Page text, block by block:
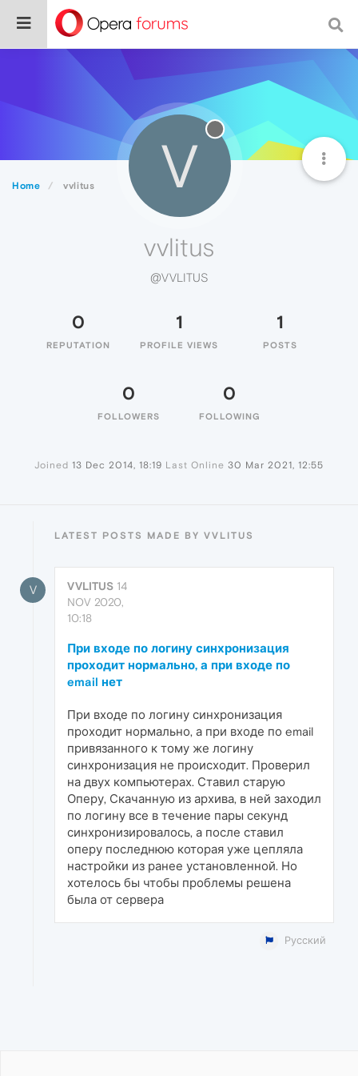
Home vvlitus V
vvlitus
@VVLITUS
0
REPUTATION
1
PROFILE VIEWS
1
POSTS
0
FOLLOWERS
0
FOLLOWING
Joined 13 Dec 2014, 18:19 Last Online 30 Mar 2021, 12:55
LATEST POSTS MADE BY VVLITUS
V VVLITUS 14
NOV 2020,
10:18
При входе по логину синхронизация
проходит нормально, а при входе по
email нет
При входе по логину синхронизация
проходит нормально, а при входе по email
привязанного к тому же логину
синхронизация не происходит. Проверил
на двух компьютерах. Ставил старую
Оперу, Скачанную из архива, в ней заходил
по логину все в течение пары секунд
синхронизировалось, а после ставил
оперу последнюю которая уже цепляла
настройки из ранее установленной. Но
хотелось бы чтобы проблемы решена
была от сервера
Русский